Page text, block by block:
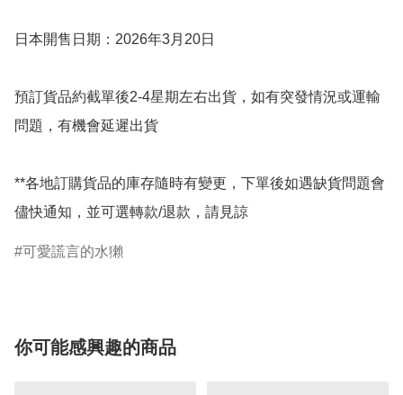
日本開售日期：2026年3月20日
預訂貨品約截單後2-4星期左右出貨，如有突發情況或運輸
問題，有機會延遲出貨
**各地訂購貨品的庫存隨時有變更，下單後如遇缺貨問題會
儘快通知，並可選轉款/退款，請見諒
可愛謊言的水獺
你可能感興趣的商品